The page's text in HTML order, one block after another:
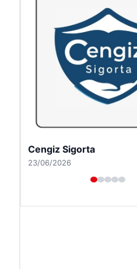
Hastaş Beton
26/05/2026